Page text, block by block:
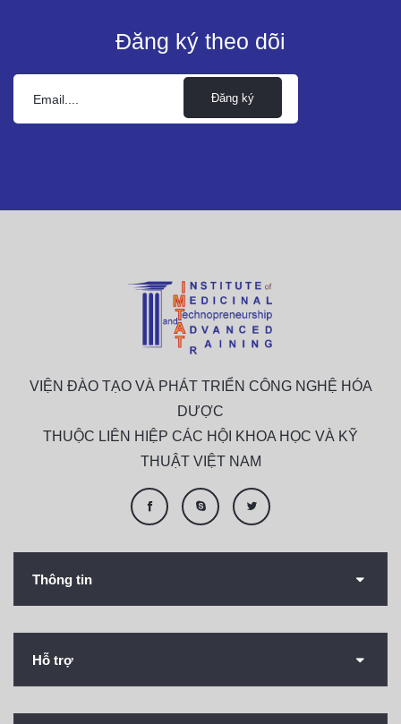
Đăng ký theo dõi
Đăng ký
VIỆN ĐÀO TẠO VÀ PHÁT TRIỂN CÔNG NGHỆ HÓA
DƯỢC
THUỘC LIÊN HIỆP CÁC HỘI KHOA HỌC VÀ KỸ
THUẬT VIỆT NAM
Thông tin
Hỗ trợ